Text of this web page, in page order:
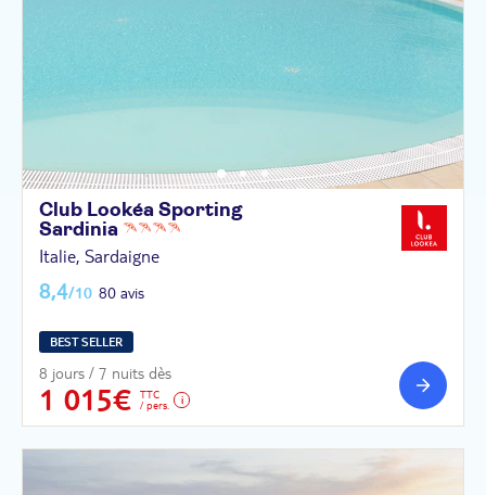
Club Lookéa Sporting
Sardinia
Italie, Sardaigne
8,4/10 80 avis
BEST SELLER
8 jours / 7 nuits dès
1 015€
TTC
/ pers.